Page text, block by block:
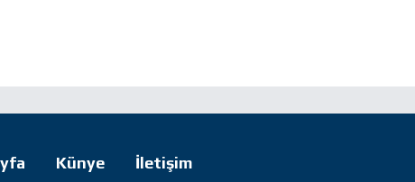
Künye İletişim